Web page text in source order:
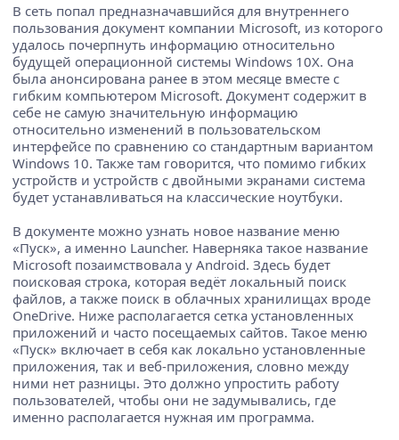
В сеть попал предназначавшийся для внутреннего
пользования документ компании Microsoft, из которого
удалось почерпнуть информацию относительно
будущей операционной системы Windows 10X. Она
была анонсирована ранее в этом месяце вместе с
гибким компьютером Microsoft. Документ содержит в
себе не самую значительную информацию
относительно изменений в пользовательском
интерфейсе по сравнению со стандартным вариантом
Windows 10. Также там говорится, что помимо гибких
устройств и устройств с двойными экранами система
будет устанавливаться на классические ноутбуки.
В документе можно узнать новое название меню
«Пуск», а именно Launcher. Наверняка такое название
Microsoft позаимствовала у Android. Здесь будет
поисковая строка, которая ведёт локальный поиск
файлов, а также поиск в облачных хранилищах вроде
OneDrive. Ниже располагается сетка установленных
приложений и часто посещаемых сайтов. Такое меню
«Пуск» включает в себя как локально установленные
приложения, так и веб-приложения, словно между
ними нет разницы. Это должно упростить работу
пользователей, чтобы они не задумывались, где
именно располагается нужная им программа.